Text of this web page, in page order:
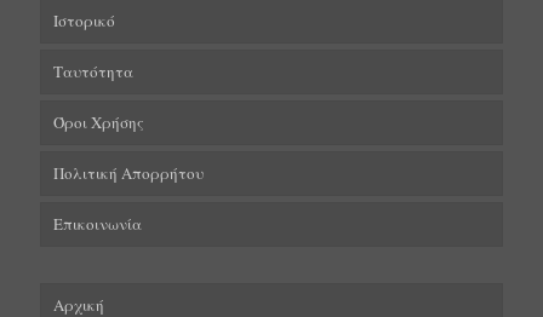
Ιστορικό
Ταυτότητα
Όροι Χρήσης
Πολιτική Απορρήτου
Επικοινωνία
Αρχική